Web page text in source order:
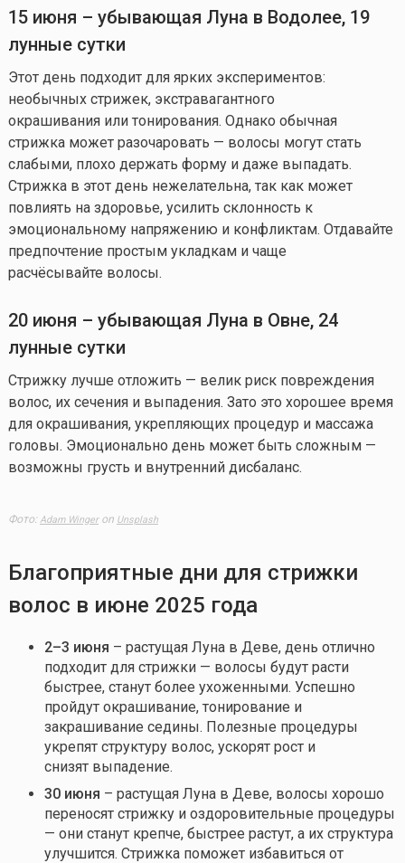
15 июня – убывающая Луна в Водолее, 19
лунные сутки
Этот день подходит для ярких экспериментов:
необычных стрижек, экстравагантного
окрашивания или тонирования. Однако обычная
стрижка может разочаровать — волосы могут стать
слабыми, плохо держать форму и даже выпадать.
Стрижка в этот день нежелательна, так как может
повлиять на здоровье, усилить склонность к
эмоциональному напряжению и конфликтам. Отдавайте
предпочтение простым укладкам и чаще
расчёсывайте волосы.
20 июня – убывающая Луна в Овне, 24
лунные сутки
Стрижку лучше отложить — велик риск повреждения
волос, их сечения и выпадения. Зато это хорошее время
для окрашивания, укрепляющих процедур и массажа
головы. Эмоционально день может быть сложным —
возможны грусть и внутренний дисбаланс.
Фото: Adam Wingeron Unsplash
Благоприятные дни для стрижки
волос в июне 2025 года
2–3 июня – растущая Луна в Деве, день отлично
подходит для стрижки — волосы будут расти
быстрее, станут более ухоженными. Успешно
пройдут окрашивание, тонирование и
закрашивание седины. Полезные процедуры
укрепят структуру волос, ускорят рост и
снизят выпадение.
30 июня – растущая Луна в Деве, волосы хорошо
переносят стрижку и оздоровительные процедуры
— они станут крепче, быстрее растут, а их структура
улучшится. Стрижка поможет избавиться от